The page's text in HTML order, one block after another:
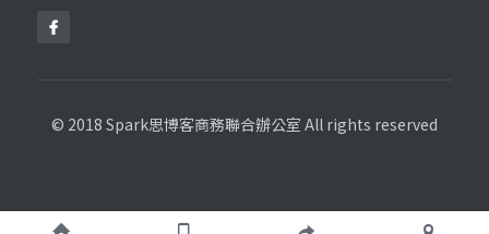
© 2018 Spark思博客商務聯合辦公室 All rights reserved